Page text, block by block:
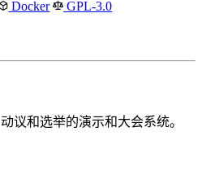
Docker GPL-3.0
议和选举的演示和大会系统。